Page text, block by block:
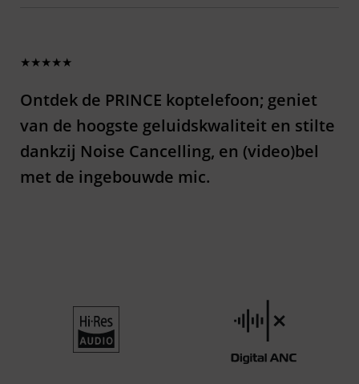
★★★★★
Ontdek de PRINCE koptelefoon; geniet
van de hoogste geluidskwaliteit en stilte
dankzij Noise Cancelling, en (video)bel
met de ingebouwde mic.